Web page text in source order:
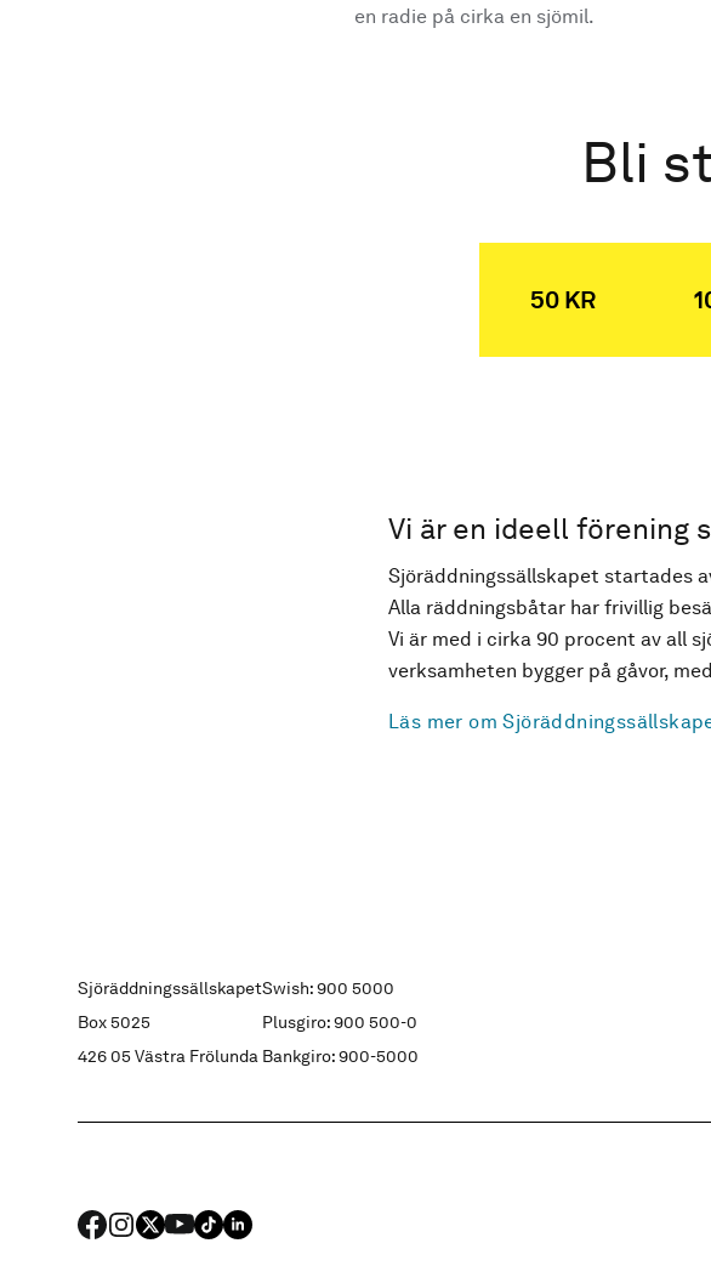
en radie på cirka en sjömil.
Bli
50 KR
Vi är en ideell förening
Sjöräddningssällskapet startades
Alla räddningsbåtar har frivillig
Vi är med i cirka 90 procent av all
verksamheten bygger på gåvor,
Läs mer om
Sjöräddningssällskapet
Box 5025
426 05 Västra Frölunda
Swish: 900 5000
Plusgiro: 900 500-0
Bankgiro: 900-5000
FACEBOOK
Instagram
X YouTube
TIKTOKLINKED IN